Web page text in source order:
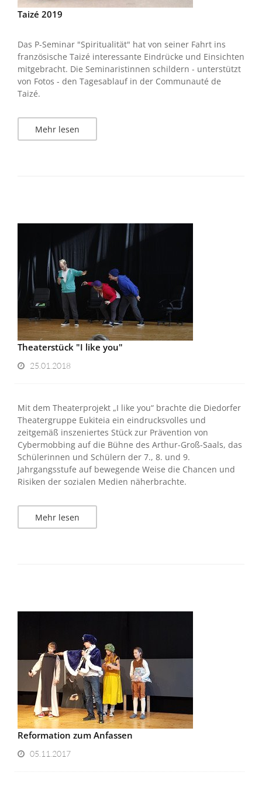
Taizé 2019
Das P-Seminar "Spiritualität" hat von seiner Fahrt ins
französische Taizé interessante Eindrücke und Einsichten
mitgebracht. Die Seminaristinnen schildern - unterstützt
von Fotos - den Tagesablauf in der Communauté de
Taizé.
Mehr lesen
Theaterstück "I like you"
25.01.2018
Mit dem Theaterprojekt „I like you“ brachte die Diedorfer
Theatergruppe Eukiteia ein eindrucksvolles und
zeitgemäß inszeniertes Stück zur Prävention von
Cybermobbing auf die Bühne des Arthur-Groß-Saals, das
Schülerinnen und Schülern der 7., 8. und 9.
Jahrgangsstufe auf bewegende Weise die Chancen und
Risiken der sozialen Medien näherbrachte.
Mehr lesen
Reformation zum Anfassen
05.11.2017